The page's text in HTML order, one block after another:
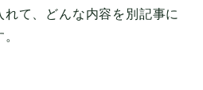
て、どんな内容を別記事に